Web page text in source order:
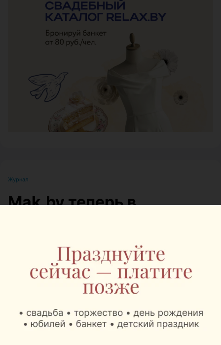
Журнал
Mak.by теперь в
открылись сразу два
Mak.Cafe
Теперь пассажиры могут заказать любимый кофе,